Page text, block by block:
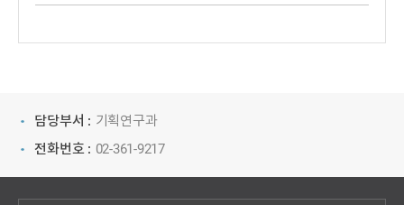
담당부서 : 기획연구과
전화번호 : 02-361-9217